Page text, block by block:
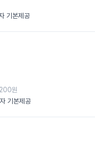
기본제공
기본제공
원